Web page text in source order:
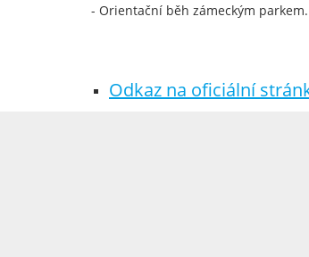
- Orientační běh zámeckým parkem.
Odkaz na oficiální